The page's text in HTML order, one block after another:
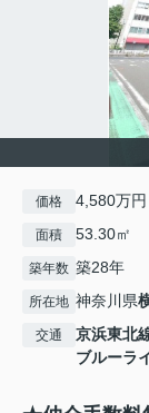
価格 4,580万円
面積 53.30㎡
築年数 築28年
所在地 神奈川県
交通 京浜東北
ブルーラ